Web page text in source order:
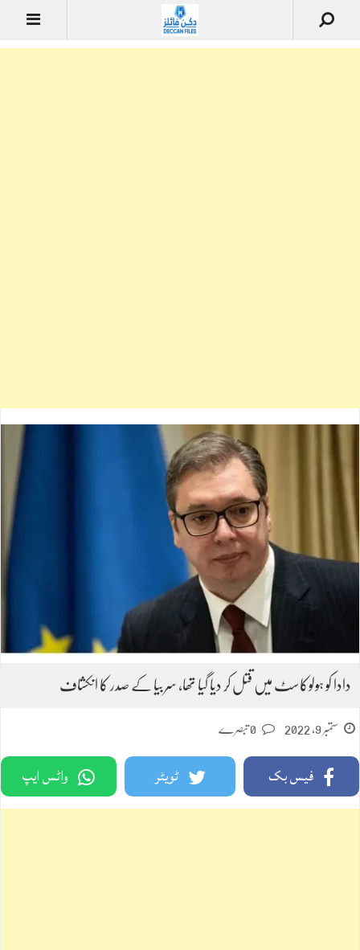
دادا کو ہولوکاسٹ میں قتل کر دیا گیا تھا، سربیا کے صدر کا انکشاف
ستمبر 9, 2022
فیس بک ٹویٹر واٹس ایپ